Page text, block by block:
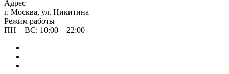
Адрес
г. Москва, ул. Никитина
Режим работы
ПН—ВС: 10:00—22:00